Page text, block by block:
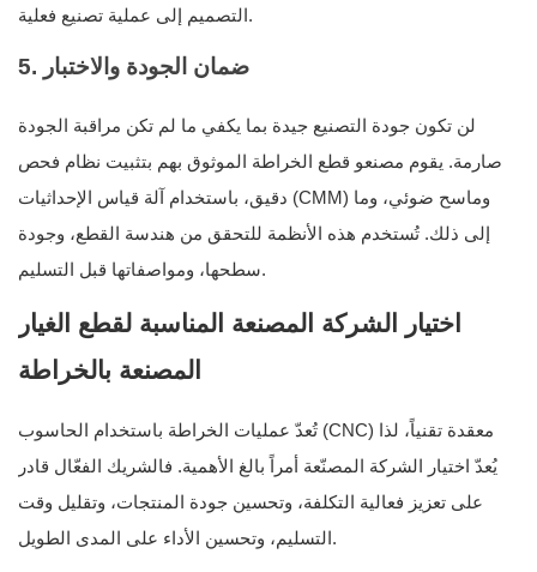
التصميم إلى عملية تصنيع فعلية.
5. ضمان الجودة والاختبار
لن تكون جودة التصنيع جيدة بما يكفي ما لم تكن مراقبة الجودة
صارمة. يقوم مصنعو قطع الخراطة الموثوق بهم بتثبيت نظام فحص
دقيق، باستخدام آلة قياس الإحداثيات (CMM) وماسح ضوئي، وما
إلى ذلك. تُستخدم هذه الأنظمة للتحقق من هندسة القطع، وجودة
سطحها، ومواصفاتها قبل التسليم.
اختيار الشركة المصنعة المناسبة لقطع الغيار
المصنعة بالخراطة
تُعدّ عمليات الخراطة باستخدام الحاسوب (CNC) معقدة تقنياً، لذا
يُعدّ اختيار الشركة المصنّعة أمراً بالغ الأهمية. فالشريك الفعّال قادر
على تعزيز فعالية التكلفة، وتحسين جودة المنتجات، وتقليل وقت
التسليم، وتحسين الأداء على المدى الطويل.